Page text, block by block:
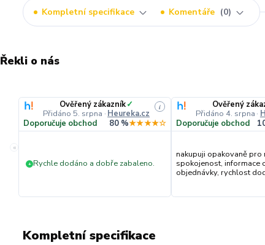
Kompletní specifikace Komentáře 0
Řekli o nás
«
Ověřený zákazník✓
Přidáno 5. srpna · Heureka.cz
i
Doporučuje obchod 80 %★★★★☆
+ Rychle dodáno a dobře zabaleno.
Ověřený
Přidáno 4. srpna ·
Doporučuje obchod
nakupuji opakovaně pro
spokojenost, informace
objednávky, rychlost
Kompletní specifikace